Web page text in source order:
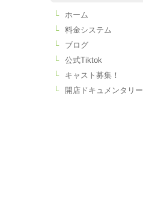
ホーム
料金システム
ブログ
公式Tiktok
キャスト募集！
開店ドキュメンタリー